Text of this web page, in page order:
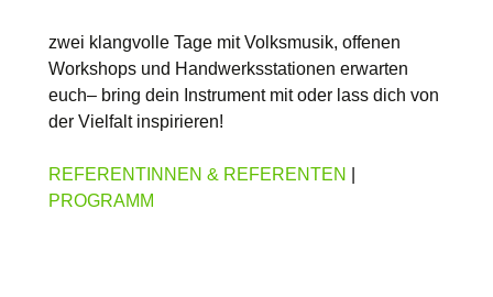
zwei klangvolle Tage mit Volksmusik, offenen
Workshops und Handwerksstationen erwarten
euch– bring dein Instrument mit oder lass dich von
der Vielfalt inspirieren!
REFERENTINNEN & REFERENTEN
PROGRAMM